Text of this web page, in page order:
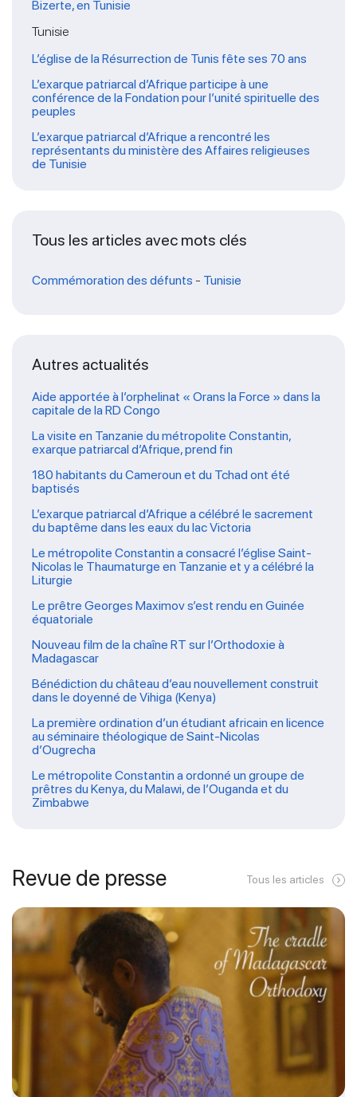
Bizerte, en Tunisie
Tunisie
L’église de la Résurrection de Tunis fête ses 70 ans
L’exarque patriarcal d’Afrique participe à une
conférence de la Fondation pour l’unité spirituelle des
peuples
L’exarque patriarcal d’Afrique a rencontré les
représentants du ministère des Affaires religieuses
de Tunisie
Tous les articles avec mots clés
Commémoration des défunts - Tunisie
Autres actualités
Aide apportée à l’orphelinat « Orans la Force » dans la
capitale de la RD Congo
La visite en Tanzanie du métropolite Constantin,
exarque patriarcal d’Afrique, prend fin
180 habitants du Cameroun et du Tchad ont été
baptisés
L’exarque patriarcal d’Afrique a célébré le sacrement
du baptême dans les eaux du lac Victoria
Le métropolite Constantin a consacré l’église Saint-
Nicolas le Thaumaturge en Tanzanie et y a célébré la
Liturgie
Le prêtre Georges Maximov s’est rendu en Guinée
équatoriale
Nouveau film de la chaîne RT sur l’Orthodoxie à
Madagascar
Bénédiction du château d’eau nouvellement construit
dans le doyenné de Vihiga (Kenya)
La première ordination d’un étudiant africain en licence
au séminaire théologique de Saint-Nicolas
d’Ougrecha
Le métropolite Constantin a ordonné un groupe de
prêtres du Kenya, du Malawi, de l’Ouganda et du
Zimbabwe
Revue de presse Tous les articles